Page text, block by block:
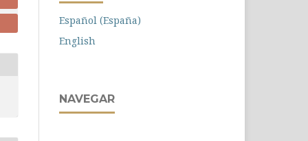
Español (España)
English
NAVEGAR